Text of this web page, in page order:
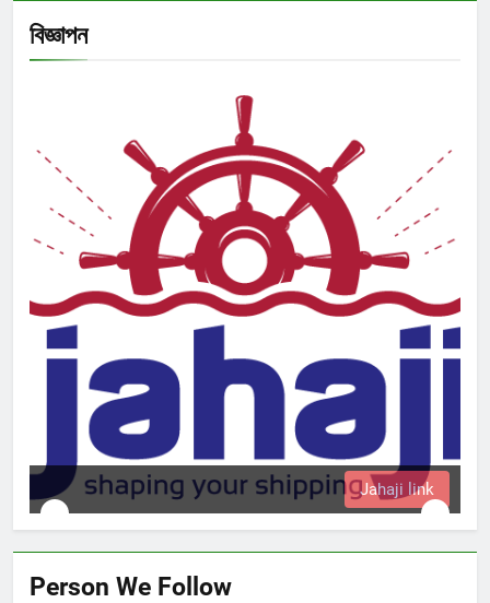
বিজ্ঞাপন
Jahaji link
Person We Follow